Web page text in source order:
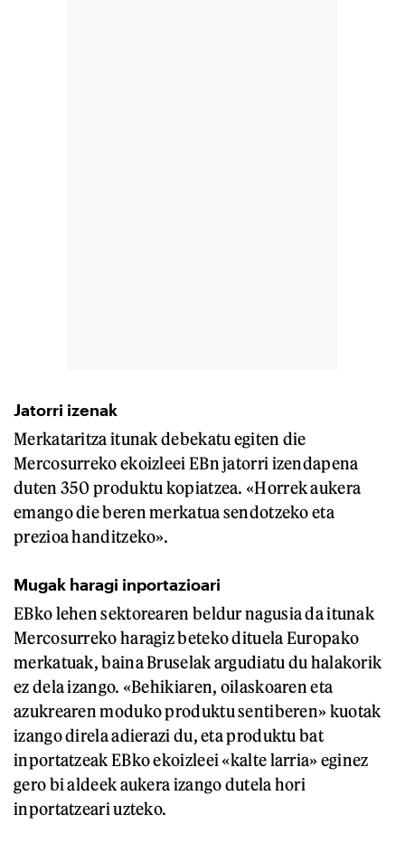
Jatorri izenak
Merkataritza itunak debekatu egiten die
Mercosurreko ekoizleei EBn jatorri izendapena
duten 350 produktu kopiatzea. «Horrek aukera
emango die beren merkatua sendotzeko eta
prezioa handitzeko».
Mugak haragi inportazioari
EBko lehen sektorearen beldur nagusia da itunak
Mercosurreko haragiz beteko dituela Europako
merkatuak, baina Bruselak argudiatu du halakorik
ez dela izango. «Behikiaren, oilaskoaren eta
azukrearen moduko produktu sentiberen» kuotak
izango direla adierazi du, eta produktu bat
inportatzeak EBko ekoizleei «kalte larria» eginez
gero bi aldeek aukera izango dutela hori
inportatzeari uzteko.